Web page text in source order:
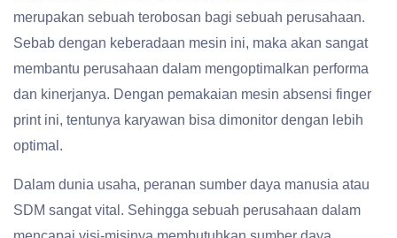
merupakan sebuah terobosan bagi sebuah perusahaan.
Sebab dengan keberadaan mesin ini, maka akan sangat
membantu perusahaan dalam mengoptimalkan performa
dan kinerjanya. Dengan pemakaian mesin absensi finger
print ini, tentunya karyawan bisa dimonitor dengan lebih
optimal.
Dalam dunia usaha, peranan sumber daya manusia atau
SDM sangat vital. Sehingga sebuah perusahaan dalam